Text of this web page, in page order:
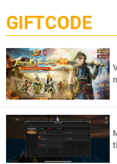
cầu, theo giấy phép
Pocketpair, Inc.
GIFTCODE